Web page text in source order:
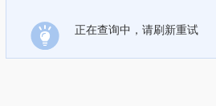
正在查询中，请刷新重试